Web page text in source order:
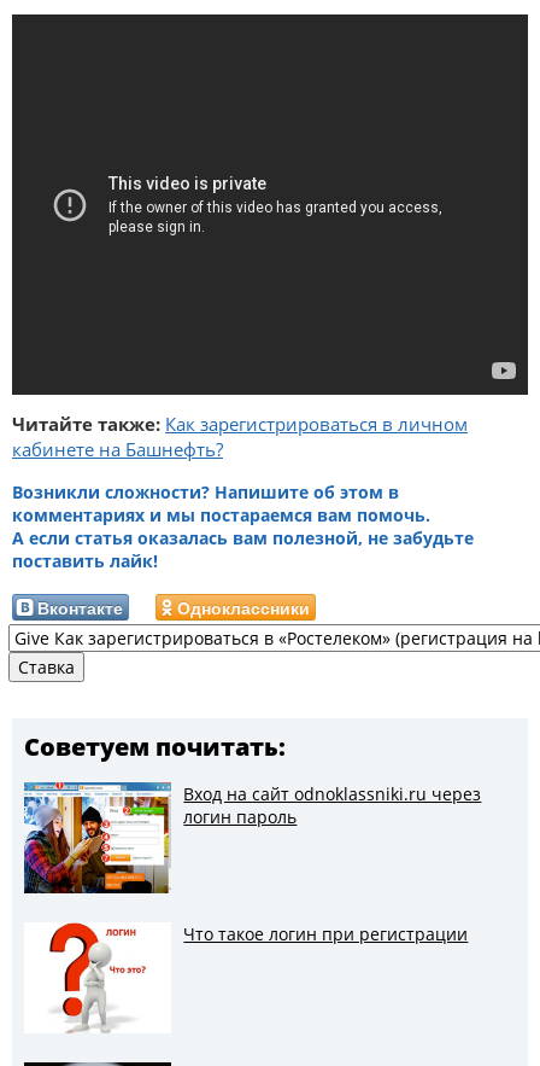
Читайте также: Как зарегистрироваться в личном
кабинете на Башнефть?
Возникли сложности? Напишите об этом в
комментариях и мы постараемся вам помочь.
А если статья оказалась вам полезной, не забудьте
поставить лайк!
Вконтакте Одноклассники
Советуем почитать:
Вход на сайт odnoklassniki.ru через
логин пароль
Что такое логин при регистрации